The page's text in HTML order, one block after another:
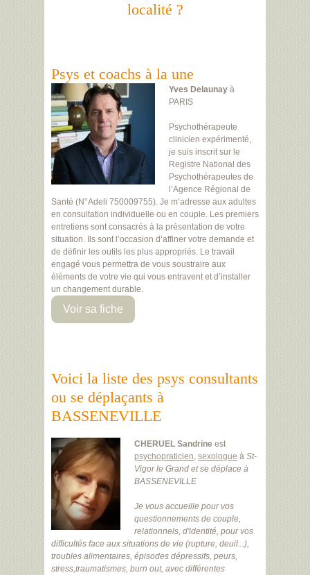
localité ?
Psys et coachs à la une
Yves Delaunay à
PARIS
Psychothérapeute
clinicien expérimenté,
je suis inscrit sur le
Registre National des
Psychothérapeutes de
l’Agence Régional de
Santé (N°Adeli 750009755). Je m’adresse aux adultes
en consultation individuelle ou en couple. Les premiers
entretiens sont consacrés à la présentation de votre
situation. Ils sont l’occasion d’affiner votre demande et
de définir les outils les plus appropriés. Le travail
engagé vous permettra de vous soustraire aux
éléments de votre vie qui vous entravent et d’installer
un changement durable.
Voir sa fiche
Voici la liste des psys consultants
ou se déplaçants à
BASSENEVILLE
CHERUEL Sandrine est
psychopraticien, sexologue à St-
Vigor le Grand et se déplace à
BASSENEVILLE
Je vous accueille pour vos
questionnements de couple,
relationnels, d'identité, pour vos
difficultés face aux situations de vie (rupture, deuil...),
troubles alimentaires, épisodes dépressifs, peurs,
stress,traumatismes, burn out, avec différentes